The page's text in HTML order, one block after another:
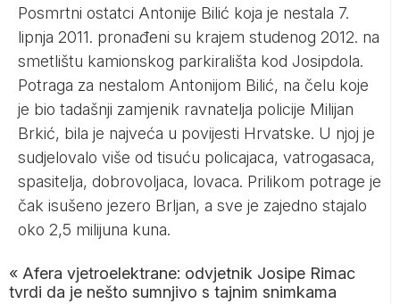
Posmrtni ostatci Antonije Bilić koja je nestala 7.
lipnja 2011. pronađeni su krajem studenog 2012. na
smetlištu kamionskog parkirališta kod Josipdola.
Potraga za nestalom Antonijom Bilić, na čelu koje
je bio tadašnji zamjenik ravnatelja policije Milijan
Brkić, bila je najveća u povijesti Hrvatske. U njoj je
sudjelovalo više od tisuću policajaca, vatrogasaca,
spasitelja, dobrovoljaca, lovaca. Prilikom potrage je
čak isušeno jezero Brljan, a sve je zajedno stajalo
oko 2,5 milijuna kuna.
« Afera vjetroelektrane: odvjetnik Josipe Rimac
tvrdi da je nešto sumnjivo s tajnim snimkama